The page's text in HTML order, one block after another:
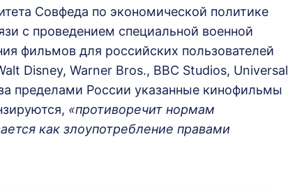
Совфеда по экономической политике
с проведением специальной военной
фильмов для российских пользователей
Disney, Warner Bros., BBC Studios, Universal
пределами России указанные кинофильмы
«противоречит нормам
как злоупотребление правами